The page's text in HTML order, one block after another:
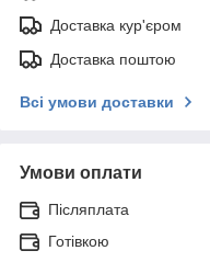
Доставка кур'єром
Доставка поштою
Всі умови доставки
Умови оплати
Післяплата
Готівкою